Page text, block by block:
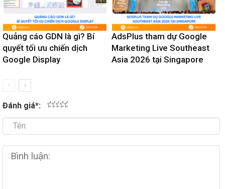
Quảng cáo GDN là gì? Bí
quyết tối ưu chiến dịch
Google Display
AdsPlus tham dự Google
Marketing Live Southeast
Asia 2026 tại Singapore
Đánh giá*: